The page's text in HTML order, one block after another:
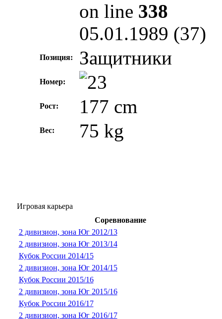
on line 338
05.01.1989 (37)
Позиция: Защитники
Номер:
Рост: 177 cm
Вес: 75 kg
Игровая карьера
Соревнование
2 дивизион, зона Юг 2012/13
2 дивизион, зона Юг 2013/14
Кубок России 2014/15
2 дивизион, зона Юг 2014/15
Кубок России 2015/16
2 дивизион, зона Юг 2015/16
Кубок России 2016/17
2 дивизион, зона Юг 2016/17